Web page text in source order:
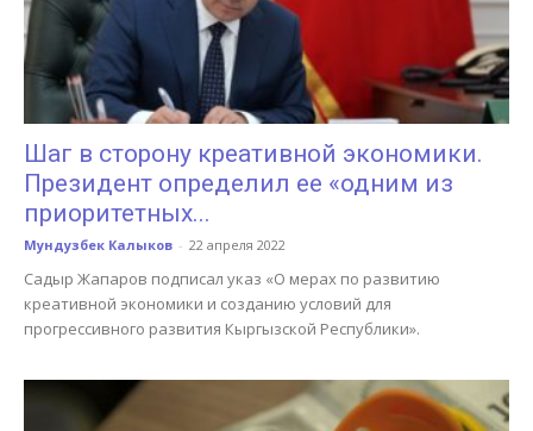
Шаг в сторону креативной экономики.
Президент определил ее «одним из
приоритетных...
Мундузбек Калыков - 22 апреля 2022
Садыр Жапаров подписал указ «О мерах по развитию
креативной экономики и созданию условий для
прогрессивного развития Кыргызской Республики».